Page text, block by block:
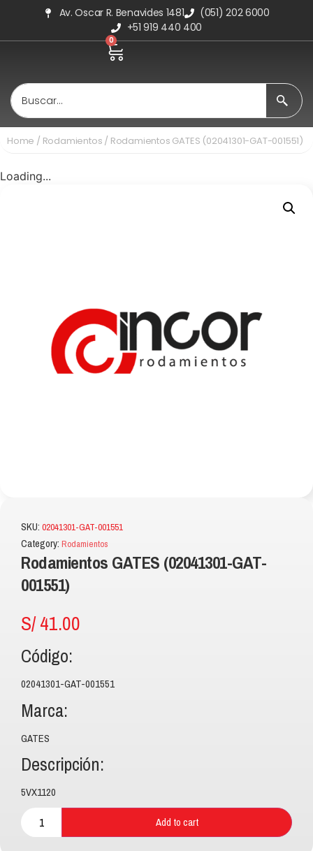
Av. Oscar R. Benavides 1481
(051) 202 6000
+51 919 440 400
0
Home / Rodamientos / Rodamientos GATES (02041301-GAT-001551)
Loading...
SKU: 02041301-GAT-001551
Category: Rodamientos
Rodamientos GATES (02041301-GAT-
001551)
S/41.00
Código:
02041301-GAT-001551
Marca:
GATES
Descripción:
5VX1120
Add to cart